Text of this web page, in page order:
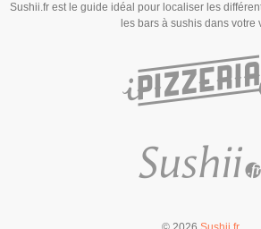
Sushii.fr est le guide idéal pour localiser les
les bars à sushis dans votre